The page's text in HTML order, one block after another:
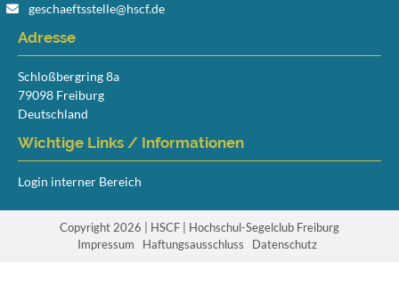
geschaeftsstelle@hscf.de
Adresse
Schloßbergring 8a
79098 Freiburg
Deutschland
Wichtige Links / Informationen
Login interner Bereich
Copyright 2026 | HSCF | Hochschul-Segelclub Freiburg
Navigation
Impressum Haftungsausschluss Datenschutz